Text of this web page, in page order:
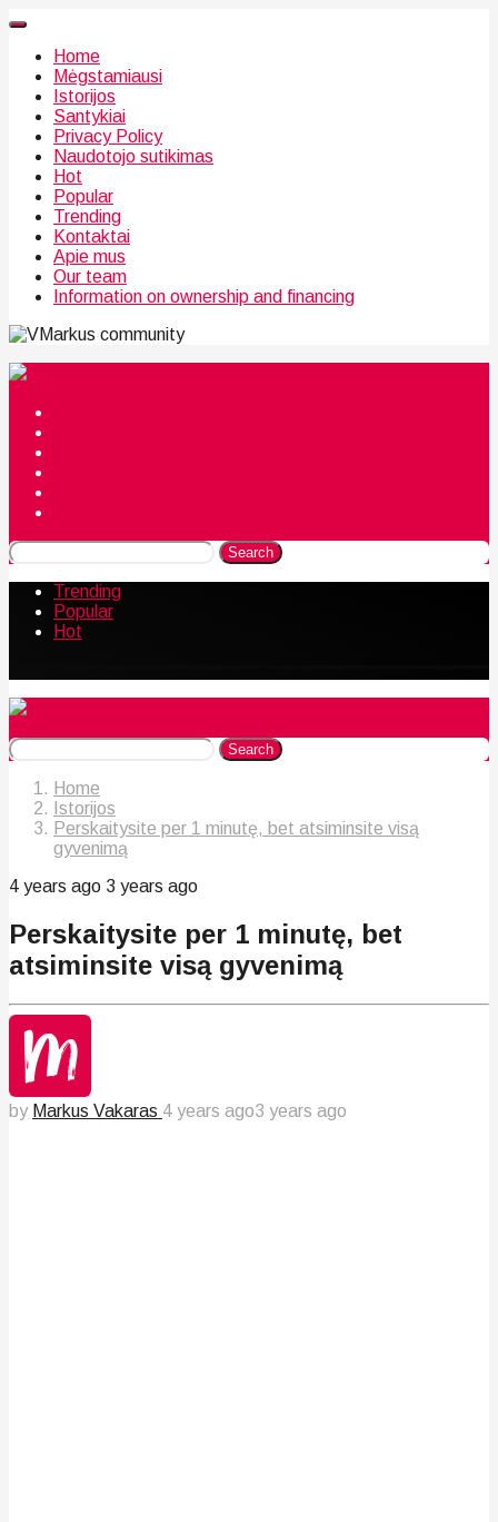
Home
Mėgstamiausi
Istorijos
Santykiai
Privacy Policy
Naudotojo sutikimas
Hot
Popular
Trending
Kontaktai
Apie mus
Our team
Information on ownership and financing
community
Search
Trending
Popular
Hot
Search
Home
Istorijos
Perskaitysite per 1 minutę, bet atsiminsite visą
gyvenimą
4 years ago 3 years ago
Perskaitysite per 1 minutę, bet
atsiminsite visą gyvenimą
by Markus Vakaras 4 years ago3 years ago